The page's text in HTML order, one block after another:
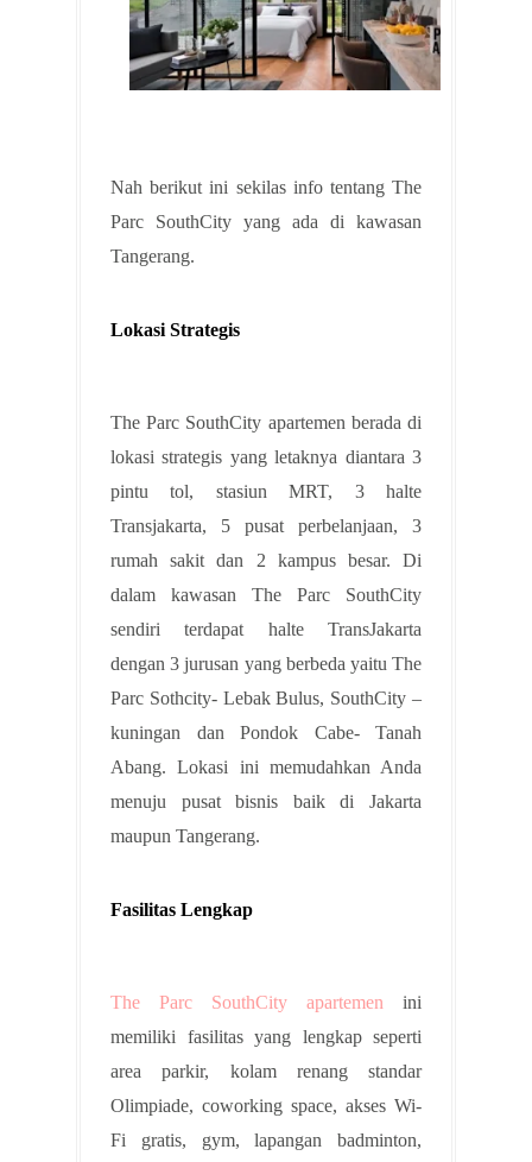
Nah berikut ini sekilas info tentang The
Parc SouthCity yang ada di kawasan
Tangerang.
Lokasi Strategis
The Parc SouthCity apartemen berada di
lokasi strategis yang letaknya diantara 3
pintu tol, stasiun MRT, 3 halte
Transjakarta, 5 pusat perbelanjaan, 3
rumah sakit dan 2 kampus besar. Di
dalam kawasan The Parc SouthCity
sendiri terdapat halte TransJakarta
dengan 3 jurusan yang berbeda yaitu The
Parc Sothcity- Lebak Bulus, SouthCity –
kuningan dan Pondok Cabe- Tanah
Abang. Lokasi ini memudahkan Anda
menuju pusat bisnis baik di Jakarta
maupun Tangerang.
Fasilitas Lengkap
The Parc SouthCity apartemen ini
memiliki fasilitas yang lengkap seperti
area parkir, kolam renang standar
Olimpiade, coworking space, akses Wi-
Fi gratis, gym, lapangan badminton,